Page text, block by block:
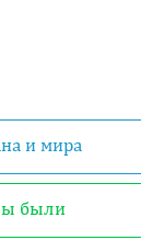
и мира
были